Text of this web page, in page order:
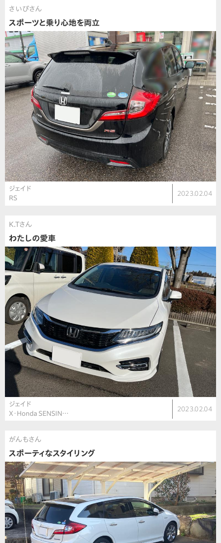
さいぴさん
スポーツと乗り心地を両立
ジェイド
RS
2023.02.04
K.Tさん
わたしの愛車
ジェイド
X・Honda SENSIN…
2023.02.04
がんもさん
スポーティなスタイリング